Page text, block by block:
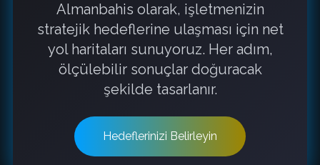
Almanbahis olarak, işletmenizin
stratejik hedeflerine ulaşması için net
yol haritaları sunuyoruz. Her adım,
ölçülebilir sonuçlar doğuracak
şekilde tasarlanır.
Hedeflerinizi Belirleyin